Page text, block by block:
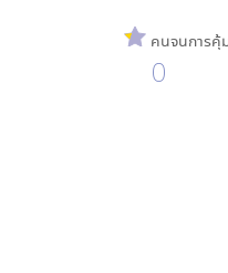
คนจนการคุ้
0